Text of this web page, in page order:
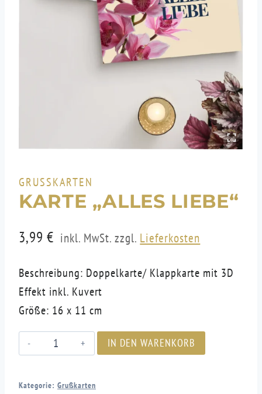
GRUSSKARTEN
KARTE „ALLES LIEBE“
3,99 € inkl. MwSt. zzgl. Lieferkosten
Beschreibung: Doppelkarte/ Klappkarte mit 3D
Effekt inkl. Kuvert
Größe: 16 x 11 cm
Karte
„Alles
IN DEN WARENKORB
Kategorie: Grußkarten